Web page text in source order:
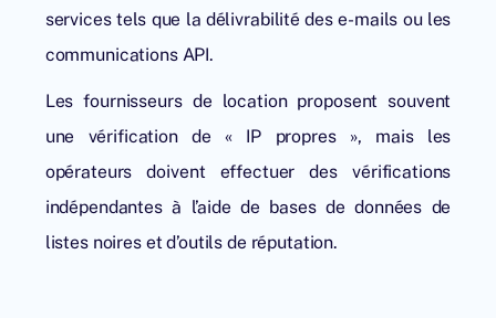
services tels que la délivrabilité des e-mails ou les
communications API.
Les fournisseurs de location proposent souvent
une vérification de « IP propres », mais les
opérateurs doivent effectuer des vérifications
indépendantes à l’aide de bases de données de
listes noires et d’outils de réputation.